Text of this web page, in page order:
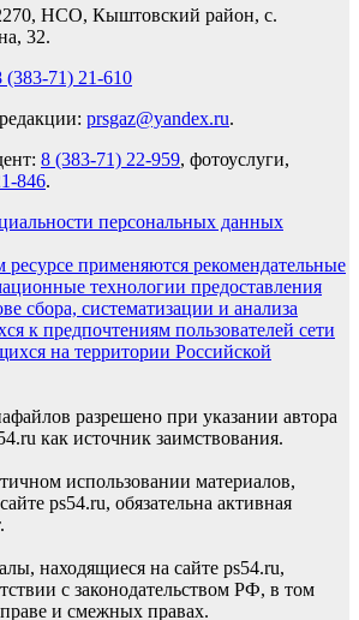
НСО, Кыштовский район, с.
32.
(383-71) 21-610
prsgaz@yandex.ru.
8 (383-71) 22-959, фотоуслуги,
846.
персональных данных
применяются рекомендательные
технологии предоставления
сбора, систематизации и анализа
к предпочтениям пользователей сети
на территории Российской
разрешено при указании автора
как источник заимствования.
использовании материалов,
ps54.ru, обязательна активная
находящиеся на сайте ps54.ru,
с законодательством РФ, в том
и смежных правах.